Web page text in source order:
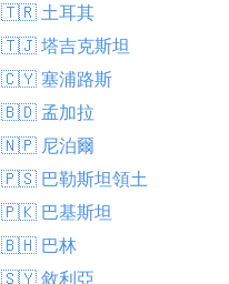
🇹🇷 土耳其
🇹🇯 塔吉克斯坦
🇨🇾 塞浦路斯
🇧🇩 孟加拉
🇳🇵 尼泊爾
🇵🇸 巴勒斯坦領土
🇵🇰 巴基斯坦
🇧🇭 巴林
🇸🇾 敘利亞